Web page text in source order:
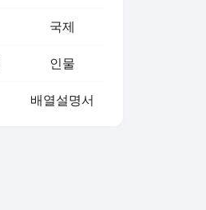
국제
인물
배열설명서